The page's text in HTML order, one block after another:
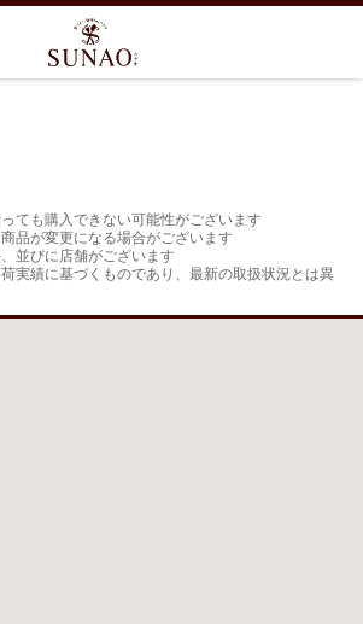
ても購入できない可能性がございます
品が変更になる場合がございます
並びに店舗がございます
実績に基づくものであり、最新の取扱状況とは異